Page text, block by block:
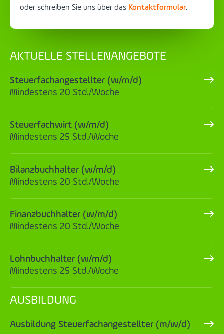
oder schreiben Sie uns über das Kontaktformular.
AKTUELLE STELLENANGEBOTE
Steuerfachangestellter (w/m/d)
Mindestens 20 Std./Woche
Steuerfachwirt (w/m/d)
Mindestens 25 Std./Woche
Bilanzbuchhalter (w/m/d)
Mindestens 20 Std./Woche
Finanzbuchhalter (w/m/d)
Mindestens 20 Std./Woche
Lohnbuchhalter (w/m/d)
Mindestens 25 Std./Woche
AUSBILDUNG
Ausbildung Steuerfachangestellter (m/w/d)